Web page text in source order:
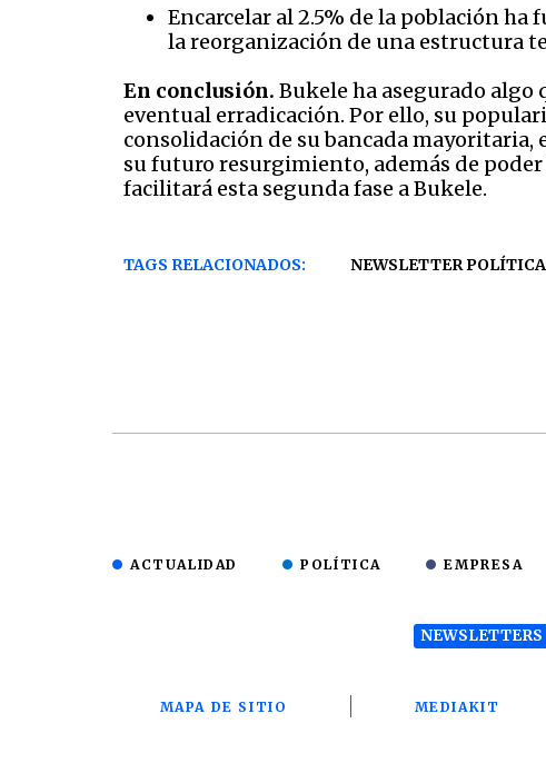
Encarcelar al 2.5% de la población
la reorganización de una estructura
En conclusión. Bukele ha asegurado
eventual erradicación. Por ello, su
consolidación de su bancada
su futuro resurgimiento, además de
facilitará esta segunda fase a Bukele.
TAGS RELACIONADOS: NEWSLETTER POLÍTICA
ACTUALIDAD POLÍTICA EMPRESA
NEWSLETTERS
MAPA DE SITIO MEDIAKIT